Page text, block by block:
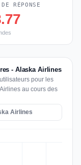
RÉPONSE
- Alaska Airlines
pour les
au cours des
Airlines